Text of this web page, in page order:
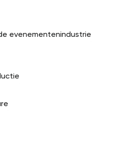
evenementenindustrie